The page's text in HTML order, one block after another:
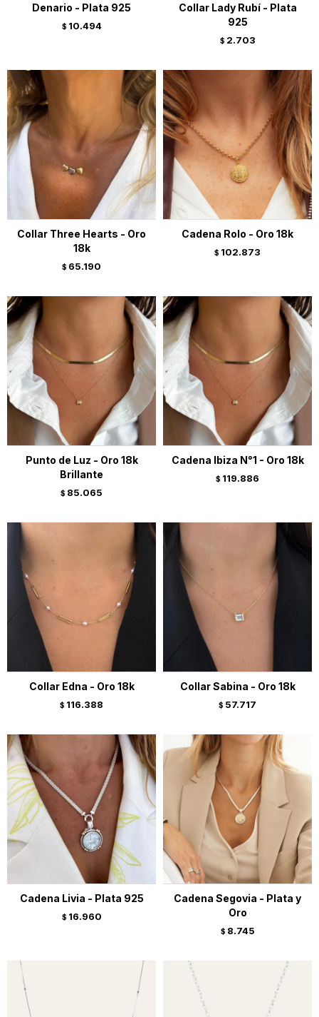
Denario - Plata 925
$ 10.494
Collar Lady Rubí - Plata
925
$ 2.703
Collar Three Hearts - Oro
18k
$ 65.190
Cadena Rolo - Oro 18k
$ 102.873
Punto de Luz - Oro 18k
Brillante
$ 85.065
Cadena Ibiza N°1 - Oro 18k
$ 119.886
Collar Edna - Oro 18k
$ 116.388
Collar Sabina - Oro 18k
$ 57.717
Cadena Livia - Plata 925
$ 16.960
Cadena Segovia - Plata y
Oro
$ 8.745